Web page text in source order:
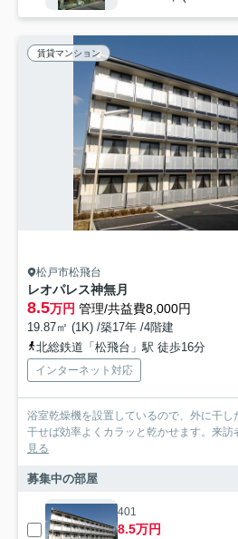
賃貸マンション
松戸市松飛台
レオパレス神無月
8.5万円 管理/共益費8,000円
19.87㎡ (1K) /築17年 /4階建
北総鉄道「松飛台」駅 徒歩16分
インターネット対応
浴室乾燥機を設置しているので、外に干
干せば効率よくカラッと乾かせます。来訪
見る
募集中の部屋
401
8.5万円